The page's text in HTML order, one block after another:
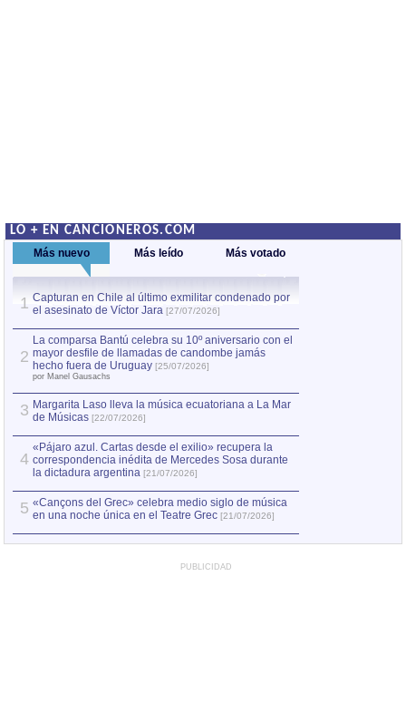
LO + EN CANCIONEROS.COM
Más nuevo Más leído Más votado
1 Capturan en Chile al último exmilitar condenado por
el asesinato de Víctor Jara [27/07/2026]
2
La comparsa Bantú celebra su 10º aniversario con el
mayor desfile de llamadas de candombe jamás
hecho fuera de Uruguay [25/07/2026]
por Manel Gausachs
3 Margarita Laso lleva la música ecuatoriana a La Mar
de Músicas [22/07/2026]
4
«Pájaro azul. Cartas desde el exilio» recupera la
correspondencia inédita de Mercedes Sosa durante
la dictadura argentina [21/07/2026]
5 «Cançons del Grec» celebra medio siglo de música
en una noche única en el Teatre Grec [21/07/2026]
PUBLICIDAD